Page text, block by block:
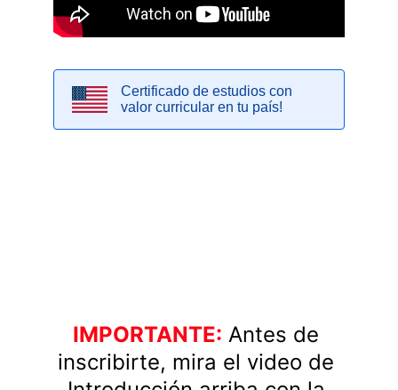
IMPORTANTE: Antes de
inscribirte, mira el video de